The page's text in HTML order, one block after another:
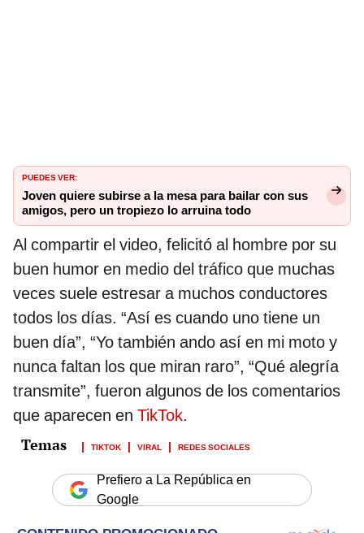
PUEDES VER:
Joven quiere subirse a la mesa para bailar con sus
amigos, pero un tropiezo lo arruina todo
Al compartir el video, felicitó al hombre por su
buen humor en medio del tráfico que muchas
veces suele estresar a muchos conductores
todos los días. “Así es cuando uno tiene un
buen día”, “Yo también ando así en mi moto y
nunca faltan los que miran raro”, “Qué alegría
transmite”, fueron algunos de los comentarios
que aparecen en TikTok.
TIKTOK VIRAL REDES SOCIALES
Prefiero a La República en
Google